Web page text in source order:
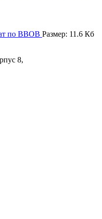
по ВВОВ Размер: 11.6 Кб
8,